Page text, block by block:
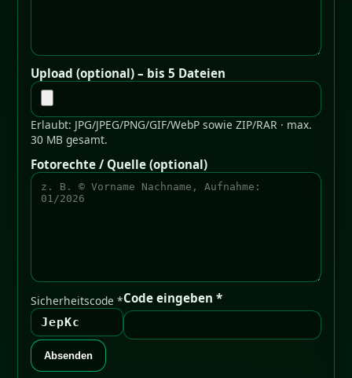
Upload (optional) – bis 5 Dateien
Erlaubt: JPG/JPEG/PNG/GIF/WebP sowie ZIP/RAR · max.
30 MB gesamt.
Fotorechte / Quelle (optional)
Sicherheitscode *
JepKc
Code eingeben *
Absenden